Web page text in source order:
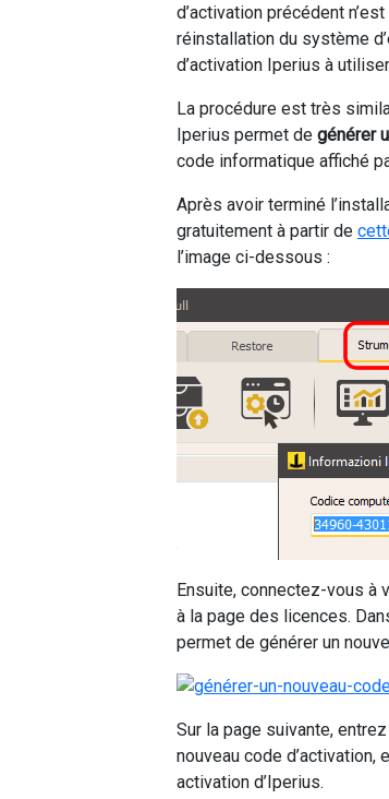
d’activation précédent
réinstallation du système
d’activation Iperius à
La procédure est très
Iperius permet de générer
code informatique affiché
Après avoir terminé
gratuitement à partir de
l’image ci-dessous :
Ensuite, connectez-vous à
à la page des licences.
permet de générer un
Sur la page suivante,
nouveau code
activation d’Iperius.